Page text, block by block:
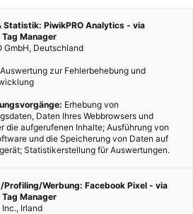
Statistik: PiwikPRO Analytics - via
Tag Manager
GmbH, Deutschland
zur Fehlerbehebung und
Erhebung von
Daten Ihres Webbrowsers und
die aufgerufenen Inhalte; Ausführung von
und die Speicherung von Daten auf
Statistikerstellung für Auswertungen.
Profiling/Werbung: Facebook Pixel - via
Tag Manager
Irland